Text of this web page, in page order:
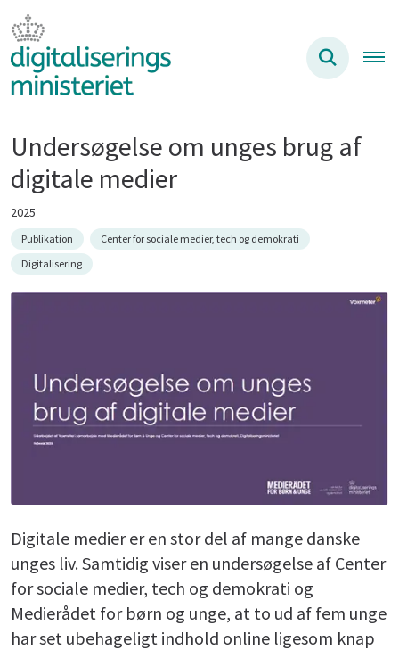
Undersøgelse om unges brug af
digitale medier
2025
Publikation
Center for sociale medier, tech og demokrati
Digitalisering
Digitale medier er en stor del af mange danske
unges liv. Samtidig viser en undersøgelse af Center
for sociale medier, tech og demokrati og
Medierådet for børn og unge, at to ud af fem unge
har set ubehageligt indhold online ligesom knap